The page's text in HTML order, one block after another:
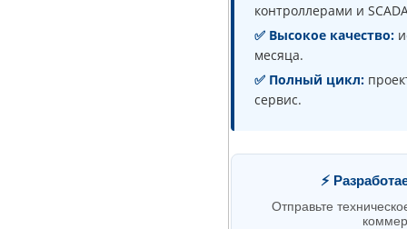
контроллерами и
✅ Высокое качество:
месяца.
✅ Полный цикл:
сервис.
⚡
Отправьте